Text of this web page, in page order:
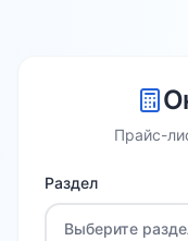
Прайс-
Раздел
Выберите